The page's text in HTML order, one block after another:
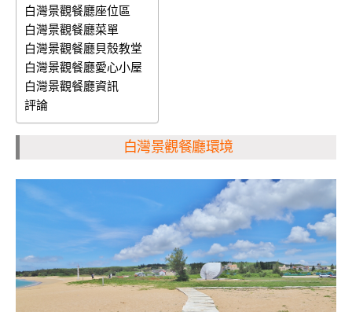
白灣景觀餐廳座位區
白灣景觀餐廳菜單
白灣景觀餐廳貝殼教堂
白灣景觀餐廳愛心小屋
白灣景觀餐廳資訊
評論
白灣景觀餐廳環境